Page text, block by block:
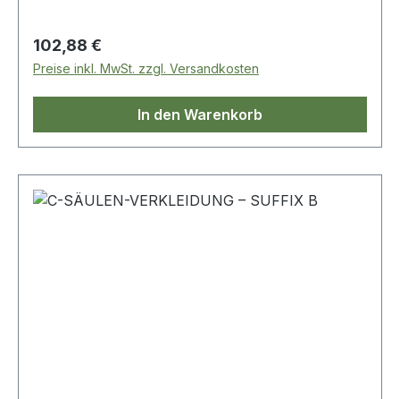
Regulärer Preis:
102,88 €
Preise inkl. MwSt. zzgl. Versandkosten
In den Warenkorb